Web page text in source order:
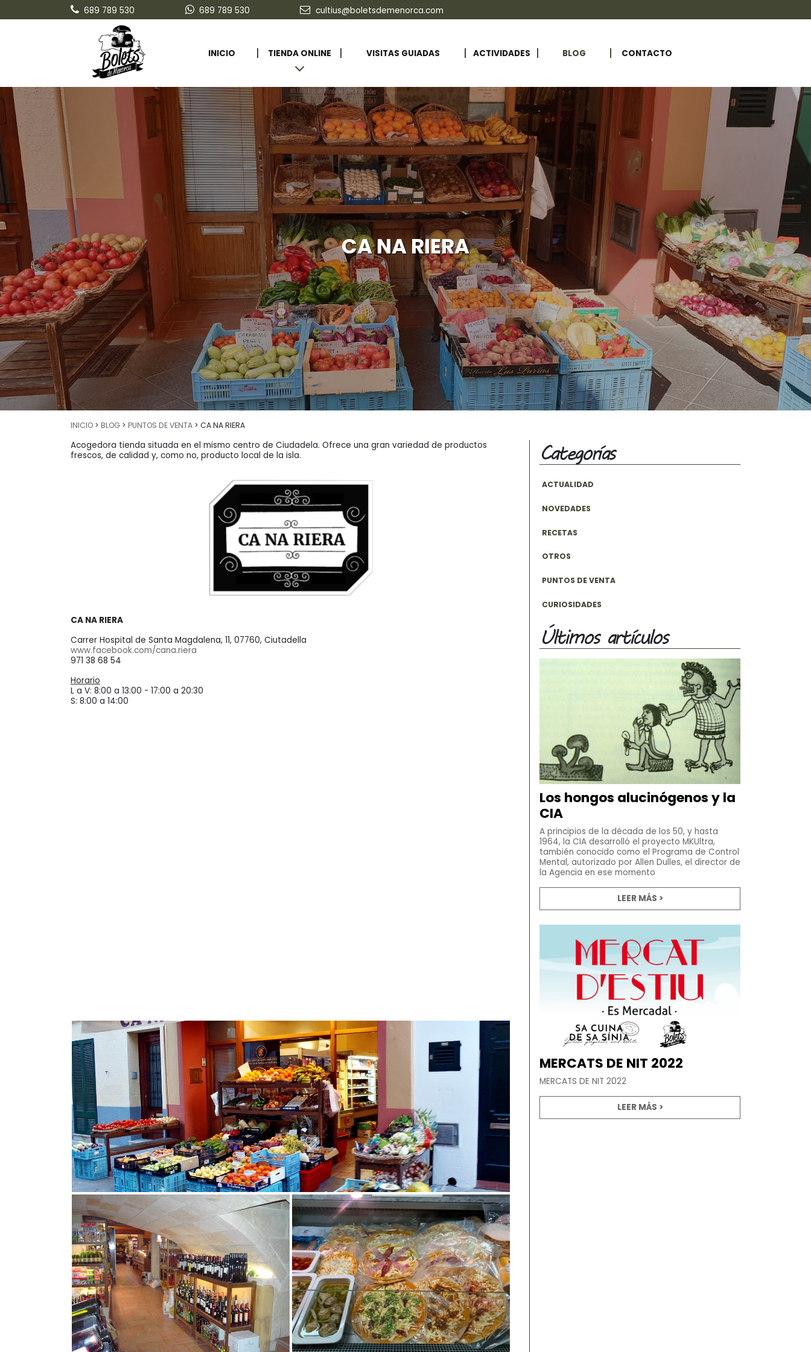
689 789 530 689 789 530 cultius@boletsdemenorca.com
INICIO TIENDA ONLINE VISITAS GUIADAS ACTIVIDADES BLOG CONTACTO
CA NA RIERA
INICIO > BLOG > PUNTOS DE VENTA > CA NA RIERA
Acogedora tienda situada en el mismo centro de Ciudadela. Ofrece una gran variedad de productos
frescos, de calidad y, como no, producto local de la isla.
CA NA RIERA
Carrer Hospital de Santa Magdalena, 11, 07760, Ciutadella
www.facebook.com/cana.riera
971 38 68 54
Horario
L a V: 8:00 a 13:00 - 17:00 a 20:30
S: 8:00 a 14:00
Categorías
ACTUALIDAD
NOVEDADES
RECETAS
OTROS
PUNTOS DE VENTA
CURIOSIDADES
Últimos artículos
Los hongos alucinógenos y la
CIA
A principios de la década de los 50, y hasta
1964, la CIA desarrolló el proyecto MKUltra,
también conocido como el Programa de Control
Mental, autorizado por Allen Dulles, el director de
la Agencia en ese momento
LEER MÁS >
MERCATS DE NIT 2022
MERCATS DE NIT 2022
LEER MÁS >